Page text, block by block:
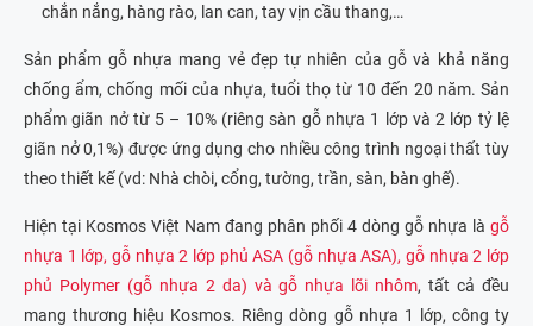
chắn nắng, hàng rào, lan can, tay vịn cầu thang,…
Sản phẩm gỗ nhựa mang vẻ đẹp tự nhiên của gỗ và khả năng
chống ẩm, chống mối của nhựa, tuổi thọ từ 10 đến 20 năm. Sản
phẩm giãn nở từ 5 – 10% (riêng sàn gỗ nhựa 1 lớp và 2 lớp tỷ lệ
giãn nở 0,1%) được ứng dụng cho nhiều công trình ngoại thất tùy
theo thiết kế (vd: Nhà chòi, cổng, tường, trần, sàn, bàn ghế).
Hiện tại Kosmos Việt Nam đang phân phối 4 dòng gỗ nhựa là gỗ
nhựa 1 lớp, gỗ nhựa 2 lớp phủ ASA (gỗ nhựa ASA), gỗ nhựa 2 lớp
phủ Polymer (gỗ nhựa 2 da) và gỗ nhựa lõi nhôm, tất cả đều
mang thương hiệu Kosmos. Riêng dòng gỗ nhựa 1 lớp, công ty